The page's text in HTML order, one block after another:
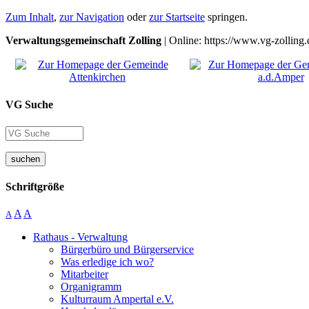
Zum Inhalt, zur Navigation oderzur Startseite springen.
Verwaltungsgemeinschaft Zolling | Online: https://www.vg-
VG Suche
suchen
Schriftgröße
A A A
Rathaus - Verwaltung
Bürgerbüro und Bürgerservice
Was erledige ich wo?
Mitarbeiter
Organigramm
Kulturraum Ampertal e.V.